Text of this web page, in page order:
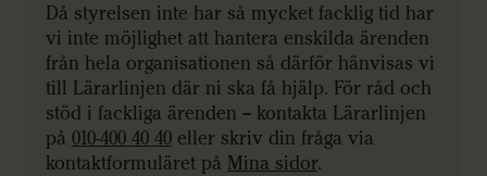
Då styrelsen inte har så mycket facklig tid har
vi inte möjlighet att hantera enskilda ärenden
från hela organisationen så därför hänvisas vi
till Lärarlinjen där ni ska få hjälp. För råd och
stöd i fackliga ärenden – kontakta Lärarlinjen
på 010-400 40 40 eller skriv din fråga via
kontaktformuläret på Mina sidor.